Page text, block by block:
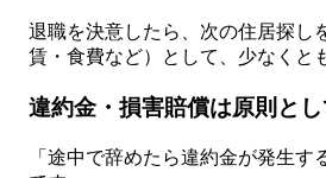
退職を決意したら、次の住居探し
賃・食費など）として、少なくと
違約金・損害賠償は原則と
「途中で辞めたら違約金が発生